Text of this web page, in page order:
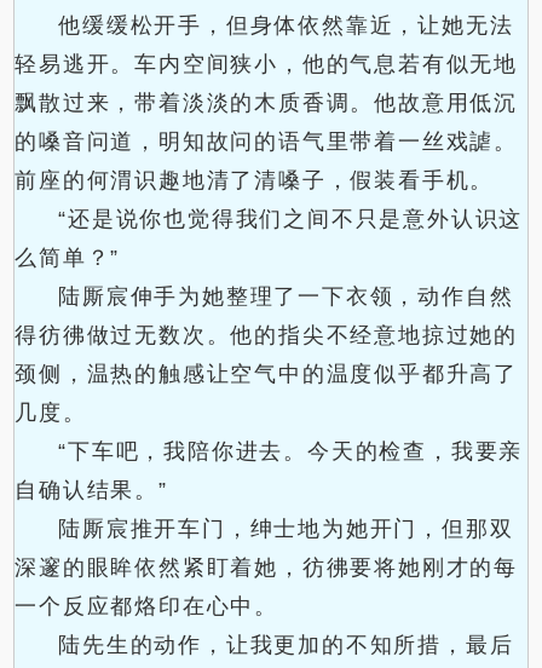
他缓缓松开手，但身体依然靠近，让她无法
轻易逃开。车内空间狭小，他的气息若有似无地
飘散过来，带着淡淡的木质香调。他故意用低沉
的嗓音问道，明知故问的语气里带着一丝戏謔。
前座的何渭识趣地清了清嗓子，假装看手机。
“还是说你也觉得我们之间不只是意外认识这
么简单？”
陆厮宸伸手为她整理了一下衣领，动作自然
得彷彿做过无数次。他的指尖不经意地掠过她的
颈侧，温热的触感让空气中的温度似乎都升高了
几度。
“下车吧，我陪你进去。今天的检查，我要亲
自确认结果。”
陆厮宸推开车门，绅士地为她开门，但那双
深邃的眼眸依然紧盯着她，彷彿要将她刚才的每
一个反应都烙印在心中。
陆先生的动作，让我更加的不知所措，最后